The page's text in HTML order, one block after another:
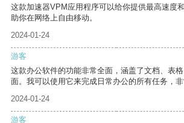
这款加速器VPM应用程序可以给你提供最高速度
助你在网络上自由移动。
2024-01-24
游客
这款办公软件的功能非常全面，涵盖了文档、表
面。我可以使用它来完成日常办公的所有任务，非
2024-01-24
游客